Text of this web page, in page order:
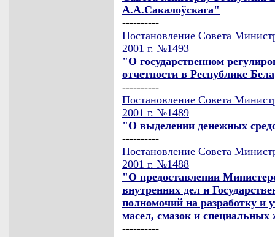
А.А.Сакалоўскага"
----------
Постановление Совета
2001 г. №1493
"О государственном
отчетности в Республике
----------
Постановление Совета
2001 г. №1489
"О выделении денежных
----------
Постановление Совета
2001 г. №1488
"О предоставлении
внутренних дел и
полномочий на разработку и
масел, смазок и специальных
----------